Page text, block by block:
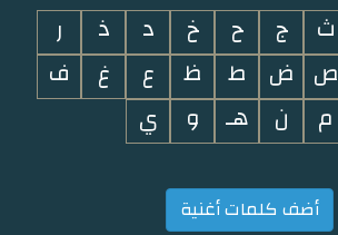
ث ج ح خ د ذ
ر
ص ض ط ظ ع غ
ف
م ن هـ و ي
أضف كلمات أغنية